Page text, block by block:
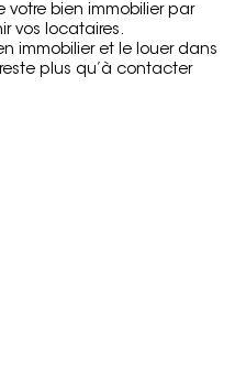
bien immobilierpar
vos locataires.
immobilier et le louer dans
plus qu’à contacter